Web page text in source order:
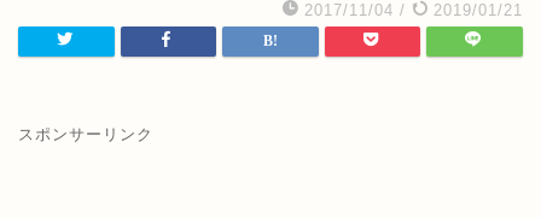
2017/11/04 / 2019/01/21
スポンサーリンク